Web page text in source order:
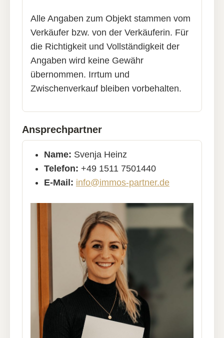
Alle Angaben zum Objekt stammen vom
Verkäufer bzw. von der Verkäuferin. Für
die Richtigkeit und Vollständigkeit der
Angaben wird keine Gewähr
übernommen. Irrtum und
Zwischenverkauf bleiben vorbehalten.
Ansprechpartner
Name: Svenja Heinz
Telefon: +49 1511 7501440
E-Mail: info@immos-partner.de